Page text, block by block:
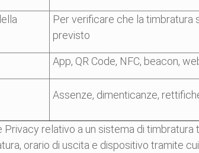
Per verificare che la timbratura
previsto
App, QR Code, NFC, beacon,
Assenze, dimenticanze,
relativo a un sistema di
orario di uscita e dispositivo tramite